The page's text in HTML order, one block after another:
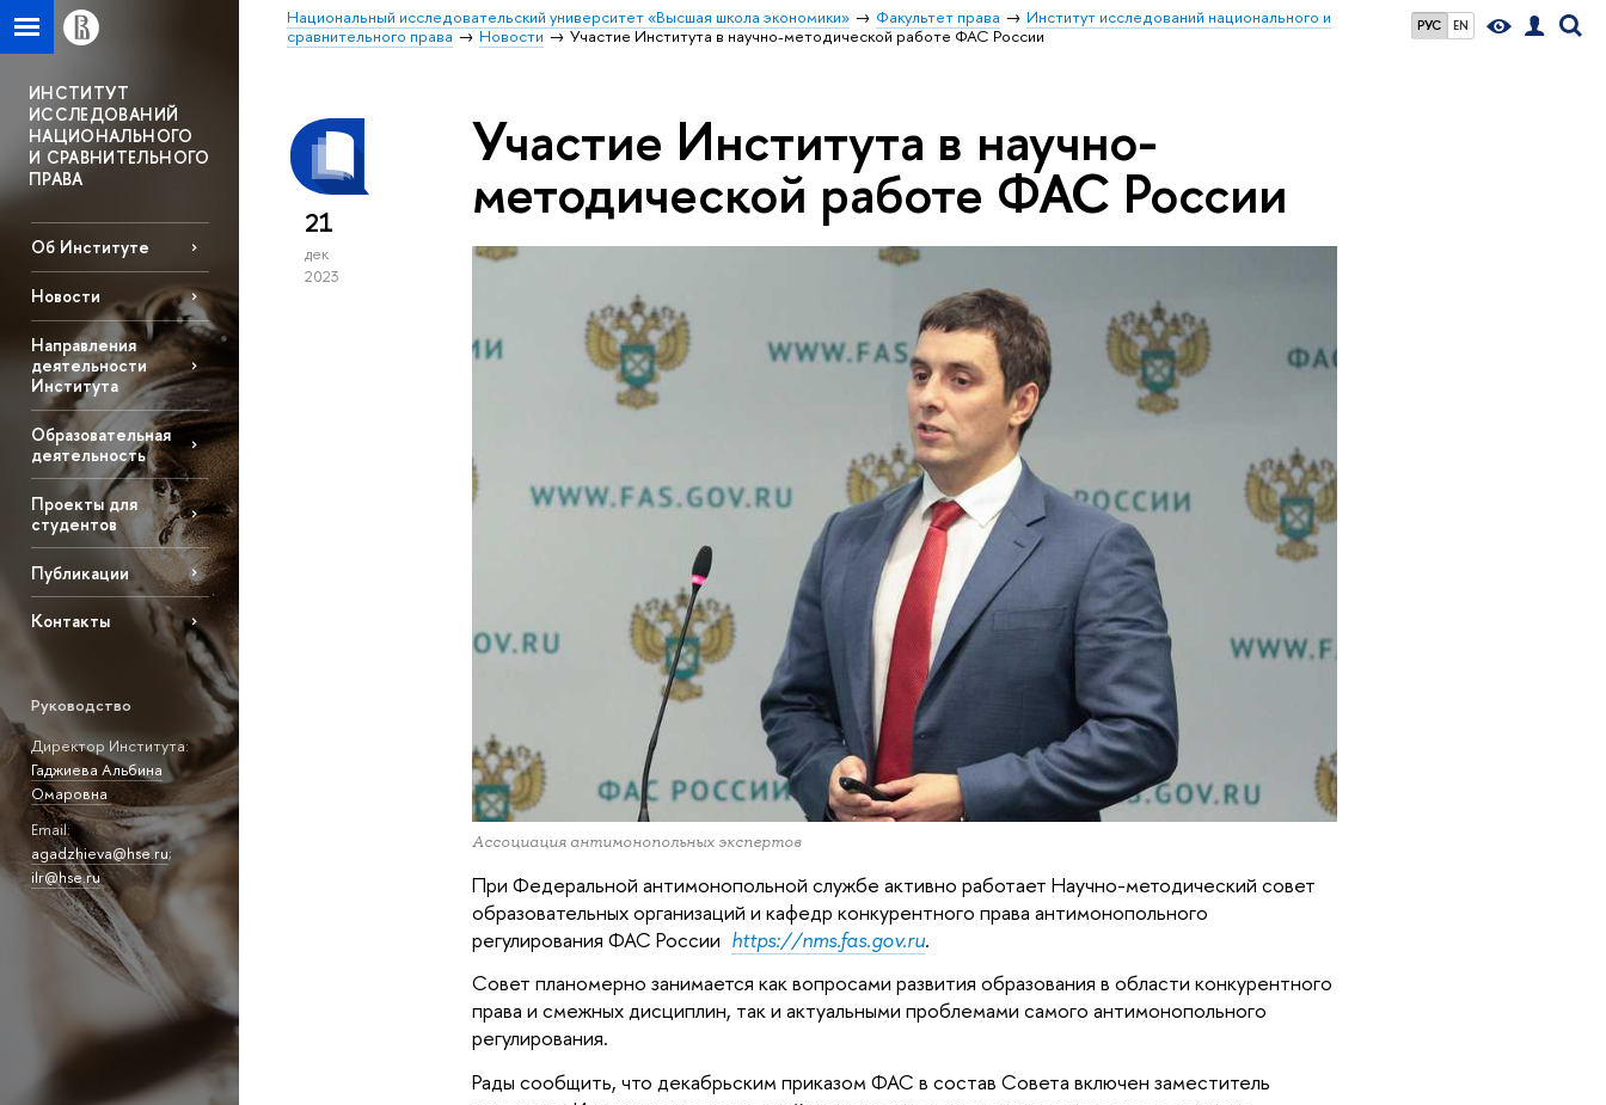
РУС EN
Национальный исследовательский университет «Высшая школа экономики» Факультет права
Институт исследований национального и
сравнительного права
Новости Участие Института в научно-методической работе ФАС России
ИНСТИТУТ
ИССЛЕДОВАНИЙ
НАЦИОНАЛЬНОГО
И СРАВНИТЕЛЬНОГО
ПРАВА
Об Институте
Новости
Направления
деятельности
Института
Образовательная
деятельность
Проекты для
студентов
Публикации
Контакты
Руководство
Директор Института:
Гаджиева Альбина
Омаровна
Email:
agadzhieva@hse.ru;
ilr@hse.ru
21
дек
2023
Участие Института в научно-
методической работе ФАС России
Ассоциация антимонопольных экспертов
При Федеральной антимонопольной службе активно работает Научно-методический совет
образовательных организаций и кафедр конкурентного права антимонопольного
регулирования ФАС России https://nms.fas.gov.ru.
Совет планомерно занимается как вопросами развития образования в области конкурентного
права и смежных дисциплин, так и актуальными проблемами самого антимонопольного
регулирования.
Рады сообщить, что декабрьским приказом ФАС в состав Совета включен заместитель